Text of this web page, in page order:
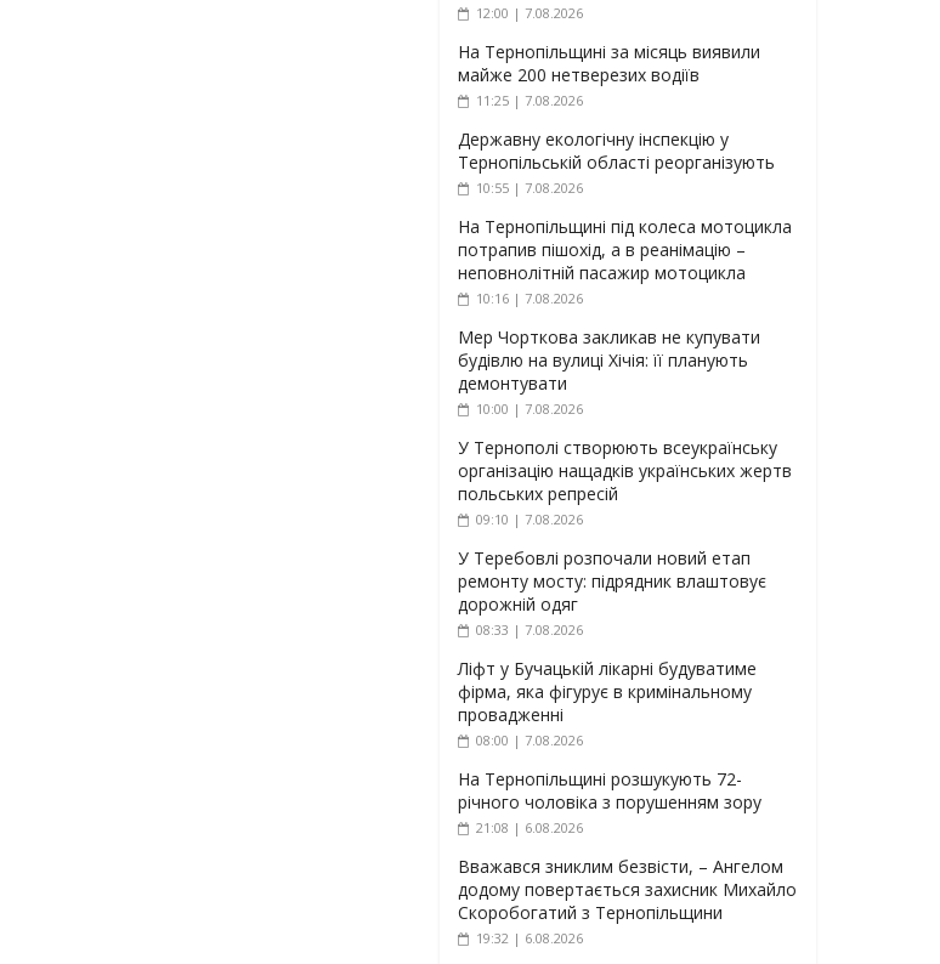
12:00 | 7.08.2026
На Тернопільщині за місяць виявили
майже 200 нетверезих водіїв
11:25 | 7.08.2026
Державну екологічну інспекцію у
Тернопільській області реорганізують
10:55 | 7.08.2026
На Тернопільщині під колеса мотоцикла
потрапив пішохід, а в реанімацію –
неповнолітній пасажир мотоцикла
10:16 | 7.08.2026
Мер Чорткова закликав не купувати
будівлю на вулиці Хічія: її планують
демонтувати
10:00 | 7.08.2026
У Тернополі створюють всеукраїнську
організацію нащадків українських жертв
польських репресій
09:10 | 7.08.2026
У Теребовлі розпочали новий етап
ремонту мосту: підрядник влаштовує
дорожній одяг
08:33 | 7.08.2026
Ліфт у Бучацькій лікарні будуватиме
фірма, яка фігурує в кримінальному
провадженні
08:00 | 7.08.2026
На Тернопільщині розшукують 72-
річного чоловіка з порушенням зору
21:08 | 6.08.2026
Вважався зниклим безвісти, – Ангелом
додому повертається захисник Михайло
Скоробогатий з Тернопільщини
19:32 | 6.08.2026